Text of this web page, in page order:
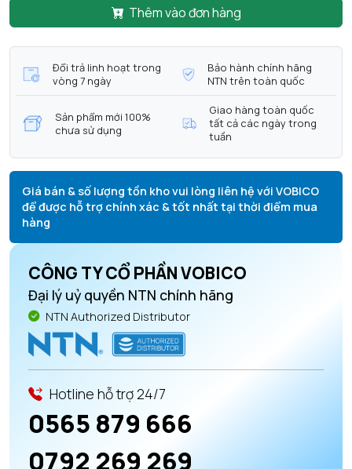
Thêm vào đơn hàng
Đổi trả linh hoạt trong
vòng 7 ngày
Bảo hành chính hãng
NTN trên toàn quốc
Sản phẩm mới 100%
chưa sử dụng
Giao hàng toàn quốc
tất cả các ngày trong
tuần
Giá bán & số lượng tồn kho vui lòng liên hệ với VOBICO
để được hỗ trợ chính xác & tốt nhất tại thời điểm mua
hàng
CÔNG TY CỔ PHẦN VOBICO
Đại lý uỷ quyền NTN chính hãng
NTN Authorized Distributor
Hotline hỗ trợ 24/7
0565 879 666
0792 269 269